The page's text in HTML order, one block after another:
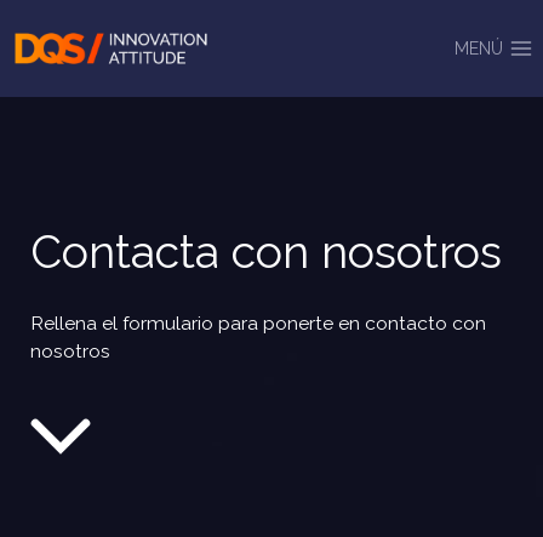
MENÚ
Contacta con nosotros
Rellena el formulario para ponerte en contacto con
nosotros